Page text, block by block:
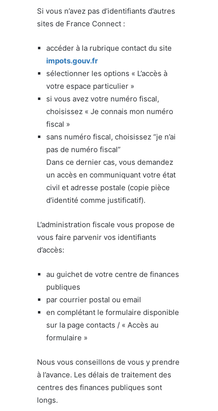
Si vous n’avez pas d’identifiants d’autres
sites de France Connect :
accéder à la rubrique contact du site
impots.gouv.fr
sélectionner les options « L’accès à
votre espace particulier »
si vous avez votre numéro fiscal,
choisissez « Je connais mon numéro
fiscal »
sans numéro fiscal, choisissez “je n’ai
pas de numéro fiscal”
Dans ce dernier cas, vous demandez
un accès en communiquant votre état
civil et adresse postale (copie pièce
d’identité comme justificatif).
L’administration fiscale vous propose de
vous faire parvenir vos identifiants
d’accès:
au guichet de votre centre de finances
publiques
par courrier postal ou email
en complétant le formulaire disponible
sur la page contacts / « Accès au
formulaire »
Nous vous conseillons de vous y prendre
à l’avance. Les délais de traitement des
centres des finances publiques sont
longs.